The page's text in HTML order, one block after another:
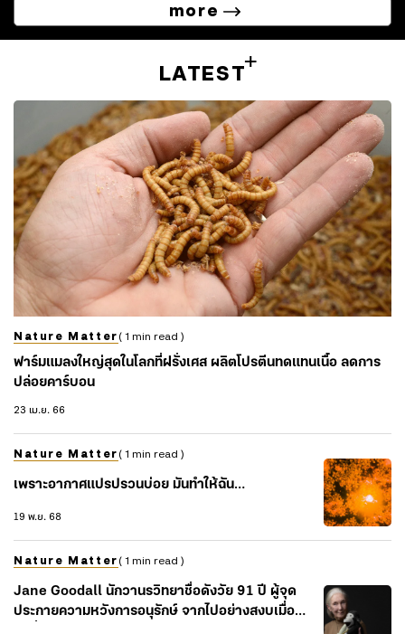
more
LATEST
Nature Matter ( 1 min read )
ฟาร์มแมลงใหญ่สุดในโลกที่ฝรั่งเศส ผลิตโปรตีนทดแทนเนื้อ ลดการ
ปล่อยคาร์บอน
23 เม.ย. 66
Nature Matter ( 1 min read )
เพราะอากาศแปรปรวนบ่อย มันทำให้ฉัน…
19 พ.ย. 68
Nature Matter ( 1 min read )
Jane Goodall นักวานรวิทยาชื่อดังวัย 91 ปี ผู้จุด
ประกายความหวังการอนุรักษ์ จากไปอย่างสงบเมื่อ